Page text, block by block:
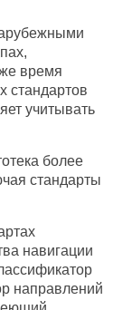
время
стандартов
учитывать
более
стандарты
навигации
направлений